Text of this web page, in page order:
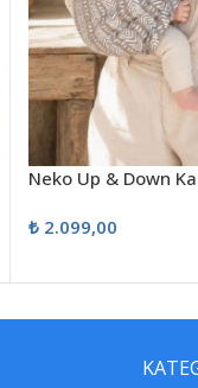
Neko Up & Down
₺ 2.099,00